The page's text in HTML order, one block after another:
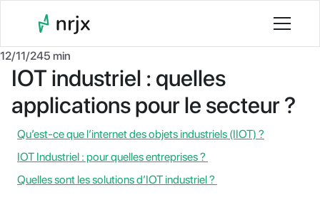
12/11/245 min
IOT industriel : quelles
applications pour le secteur ?
Qu’est-ce que l’internet des objets industriels (IIOT) ?
IOT Industriel : pour quelles entreprises ?
Quelles sont les solutions d’IOT industriel ?